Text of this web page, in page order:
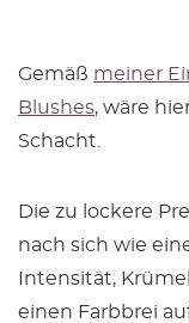
Gemäß meiner
Blushes, wäre
Schacht.
Die zu lockere
nach sich wie
Intensität,
einen Farbbrei